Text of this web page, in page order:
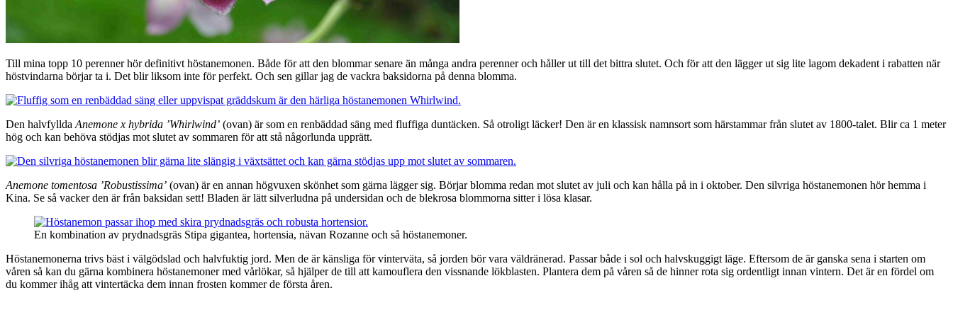
Till mina topp 10 perenner hör definitivt höstanemonen. Både för att den blommar senare än många andra perenner och håller ut till det bittra slutet. Och för att den lägger ut sig lite lagom dekadent i rabatten när
höstvindarna börjar ta i. Det blir liksom inte för perfekt. Och sen gillar jag de vackra baksidorna på denna blomma.
Den halvfyllda Anemone x hybrida ’Whirlwind’ (ovan) är som en renbäddad säng med fluffiga duntäcken. Så otroligt läcker! Den är en klassisk namnsort som härstammar från slutet av 1800-talet. Blir ca 1 meter
hög och kan behöva stödjas mot slutet av sommaren för att stå någorlunda upprätt.
Anemone tomentosa ’Robustissima’ (ovan) är en annan högvuxen skönhet som gärna lägger sig. Börjar blomma redan mot slutet av juli och kan hålla på in i oktober. Den silvriga höstanemonen hör hemma i
Kina. Se så vacker den är från baksidan sett! Bladen är lätt silverludna på undersidan och de blekrosa blommorna sitter i lösa klasar.
En kombination av prydnadsgräs Stipa gigantea, hortensia, nävan Rozanne och så höstanemoner.
Höstanemonerna trivs bäst i välgödslad och halvfuktig jord. Men de är känsliga för vinterväta, så jorden bör vara väldränerad. Passar både i sol och halvskuggigt läge. Eftersom de är ganska sena i starten om
våren så kan du gärna kombinera höstanemoner med vårlökar, så hjälper de till att kamouflera den vissnande lökblasten. Plantera dem på våren så de hinner rota sig ordentligt innan vintern. Det är en fördel om
du kommer ihåg att vintertäcka dem innan frosten kommer de första åren.